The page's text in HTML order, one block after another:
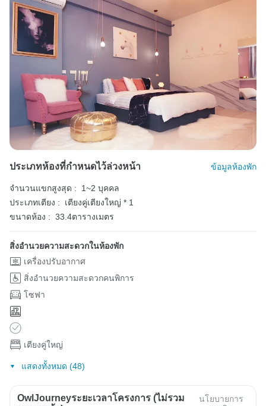
ประเภทห้องที่กำหนดไว้ล่วงหน้า ข้อมูลห้องพัก
จำนวนแขกสูงสุด :
1~2 บุคคล
ประเภทเตียง :
เตียงคู่เตียงใหญ่ * 1
ขนาดห้อง : 33.4ตารางเมตร
สิ่งอำนวยความสะดวกในห้องพัก
เครื่องปรับอากาศ
สิ่งอำนวยความสะดวกคนพิการ
โซฟา
เตียงคู่ใหญ่
แสดงทั้งหมด (48)
OwlJourneyระยะเวลาโครงการ (ไม่รวม
นโยบายการ